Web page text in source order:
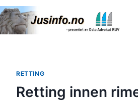
Skip
to
content
RETTING
Retting innen